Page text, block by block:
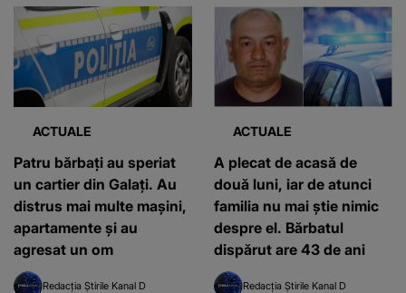
ACTUALE
Patru bărbați au speriat
un cartier din Galați. Au
distrus mai multe mașini,
apartamente și au
agresat un om
Redacția Știrile Kanal D
ACTUALE
A plecat de acasă de
două luni, iar de atunci
familia nu mai știe nimic
despre el. Bărbatul
dispărut are 43 de ani
Redacția Știrile Kanal D